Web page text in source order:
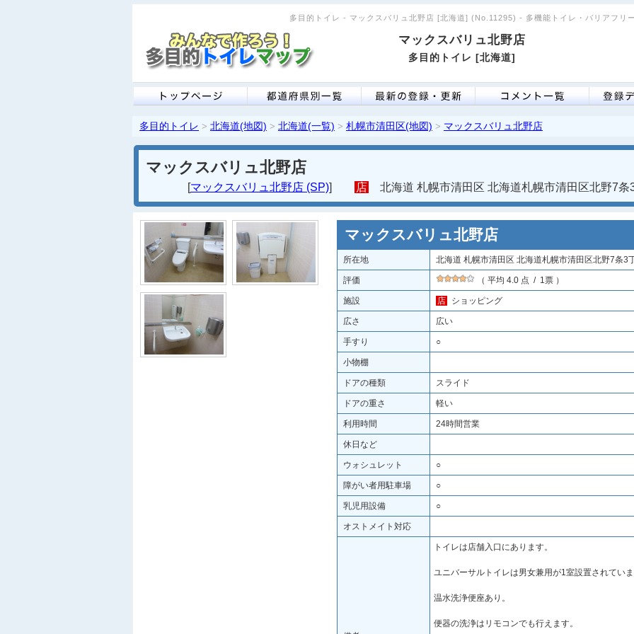
多目的トイレ - マックスバリュ北野店 [北海道] (No.11295) - 多機能トイレ・バリアフリ
マックスバリュ北野店
多目的トイレ [北海道]
多目的トイレ > 北海道(地図) > 北海道(一覧) > 札幌市清田区(地図) > マックスバリュ北野店
マックスバリュ北野店
[マックスバリュ北野店 (SP)] 店 北海道 札幌市清田区 北海道札幌市清田区北野7条
マックスバリュ北野店
所在地 北海道 札幌市清田区 北海道札幌市清田区北野7条3
評価 （ 平均 4.0 点 / 1票 ）
施設 店 ショッピング
広さ 広い
手すり ○
小物棚
ドアの種類 スライド
ドアの重さ 軽い
利用時間 24時間営業
休日など
ウォシュレット ○
障がい者用駐車場 ○
乳児用設備 ○
オストメイト対応
トイレは店舗入口にあります。
ユニバーサルトイレは男女兼用が1室設置されてい
温水洗浄便座あり。
便器の洗浄はリモコンでも行えます。